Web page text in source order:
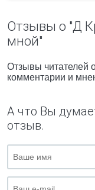
Отзывы о "Д
мной"
Отзывы читателей
комментарии и
А что Вы
отзыв.